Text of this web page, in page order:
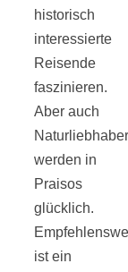
historisch
interessierte
Reisende
faszinieren.
Aber auch
Naturliebhaber
werden in
Praisos
glücklich.
ist ein